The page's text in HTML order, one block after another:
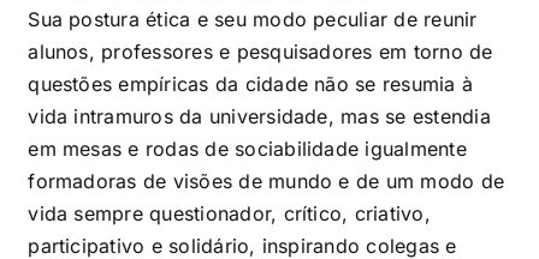
Sua postura ética e seu modo peculiar de reunir
alunos, professores e pesquisadores em torno de
questões empíricas da cidade não se resumia à
vida intramuros da universidade, mas se estendia
em mesas e rodas de sociabilidade igualmente
formadoras de visões de mundo e de um modo de
vida sempre questionador, crítico, criativo,
participativo e solidário, inspirando colegas e